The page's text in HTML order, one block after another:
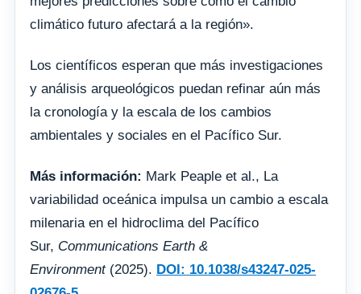
climático futuro afectará a la región».
Los científicos esperan que más investigaciones
y análisis arqueológicos puedan refinar aún más
la cronología y la escala de los cambios
ambientales y sociales en el Pacífico Sur.
Más información: Mark Peaple et al., La
variabilidad oceánica impulsa un cambio a escala
milenaria en el hidroclima del Pacífico
Sur, Communications Earth &
Environment(2025). DOI: 10.1038/s43247-025-